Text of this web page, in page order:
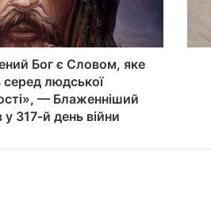
Бог є Словом, яке
серед людської
— Блаженніший
317-й день війни